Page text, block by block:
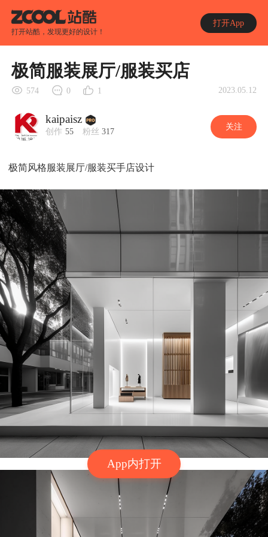
打开站酷，发现更好的设计！
打开App
App内打开
极简服装展厅/服装买店
574 0 1 2023.05.12
kaipaisz
创作 55 粉丝 317 关注
极简风格服装展厅/服装买手店设计